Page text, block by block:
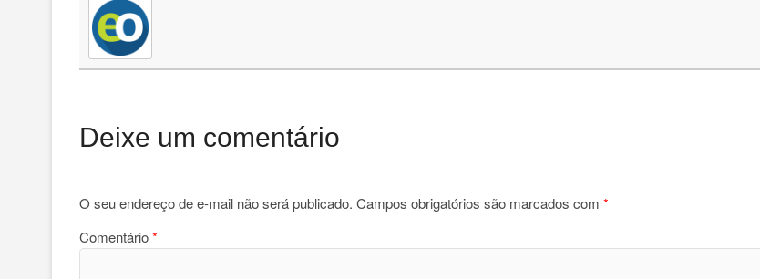
Deixe um comentário
O seu endereço de e-mail não será publicado. Campos obrigatórios são marcados com *
Comentário*